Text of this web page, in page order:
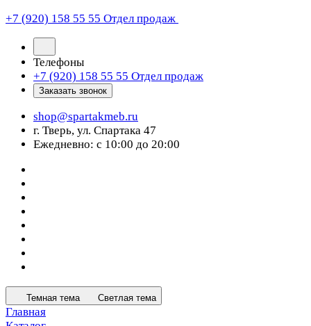
+7 (920) 158 55 55 Отдел продаж
Телефоны
+7 (920) 158 55 55 Отдел продаж
Заказать звонок
shop@spartakmeb.ru
г. Тверь, ул. Спартака 47
Ежедневно: с 10:00 до 20:00
Темная тема Светлая тема
Главная